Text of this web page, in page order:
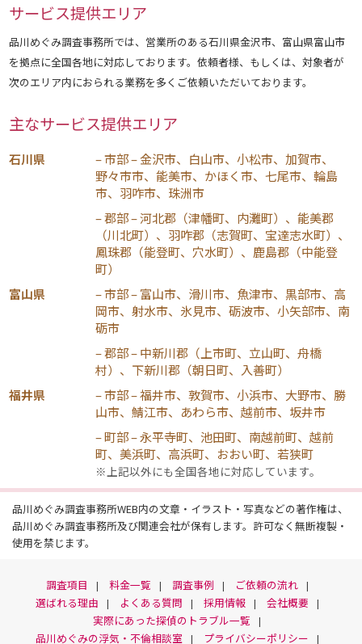
サービス提供エリア
品川めぐみ調査事務所では、営業所のある石川県金沢市、富山県富山市
を拠点に全国各地に対応しております。依頼者様、もしくは、対象者が
次のエリア内におられる業務を多くご依頼いただいております。
主なサービス提供エリア
石川県
– 市部 – 金沢市、白山市、小松市、加賀市、
野々市市、能美市、かほく市、七尾市、輪島
市、羽咋市、珠洲市
– 郡部 – 河北郡（津幡町、内灘町）、能美郡
（川北町）、羽咋郡（志賀町、宝達志水町）、
鳳珠郡（能登町、穴水町）、鹿島郡（中能登
町）
富山県
– 市部 – 富山市、滑川市、魚津市、黒部市、高
岡市、射水市、氷見市、砺波市、小矢部市、南
砺市
– 郡部 – 中新川郡（上市町、立山町、舟橋
村）、下新川郡（朝日町、入善町）
福井県
– 市部 – 福井市、敦賀市、小浜市、大野市、勝
山市、鯖江市、あわら市、越前市、坂井市
– 町部 – 永平寺町、池田町、南越前町、越前
町、美浜町、高浜町、おおい町、若狭町
※上記以外にも全国各地に対応しています。
品川めぐみ調査事務所WEB内の文章・イラスト・写真などの著作権は、
品川めぐみ調査事務所及び関連会社が保有します。許可なく無断複製・
使用を禁じます。
調査項目 料金一覧 調査事例
ご依頼の流れ
選ばれる理由
よくある質問 採用情報
会社概要
実際にあった探偵のトラブル一覧
品川めぐみの浮気・不倫相談室
プライバシーポリシー